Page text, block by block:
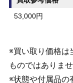
53,000円
※買い取り価格は
ものではありま
※状態や付属品の